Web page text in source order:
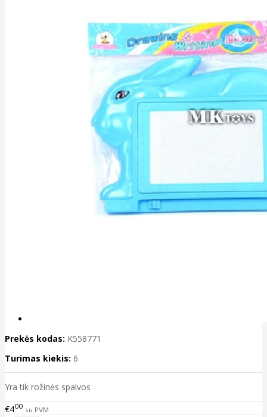
Prekės kodas: K558771
Turimas kiekis: 6
Yra tik rožinės spalvos
€400 su PVM